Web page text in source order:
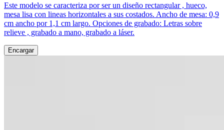
Este modelo se caracteriza por ser un diseño rectangular , hueco,
mesa lisa con lineas horizontales a sus costados. Ancho de mesa: 0,9
cm ancho por 1,1 cm largo. Opciones de grabado: Letras sobre
relieve , grabado a mano, grabado a láser.
Encargar